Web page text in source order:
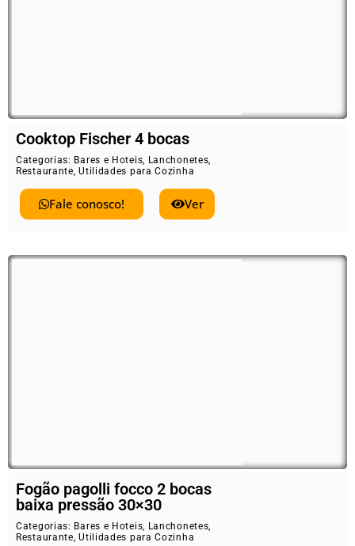
Cooktop Fischer 4 bocas
Categorias: Bares e Hoteis, Lanchonetes,
Restaurante,Utilidades para Cozinha
Fale conosco! Ver
Fogão pagolli focco 2 bocas
baixa pressão 30×30
Categorias: Bares e Hoteis, Lanchonetes,
Restaurante,Utilidades para Cozinha